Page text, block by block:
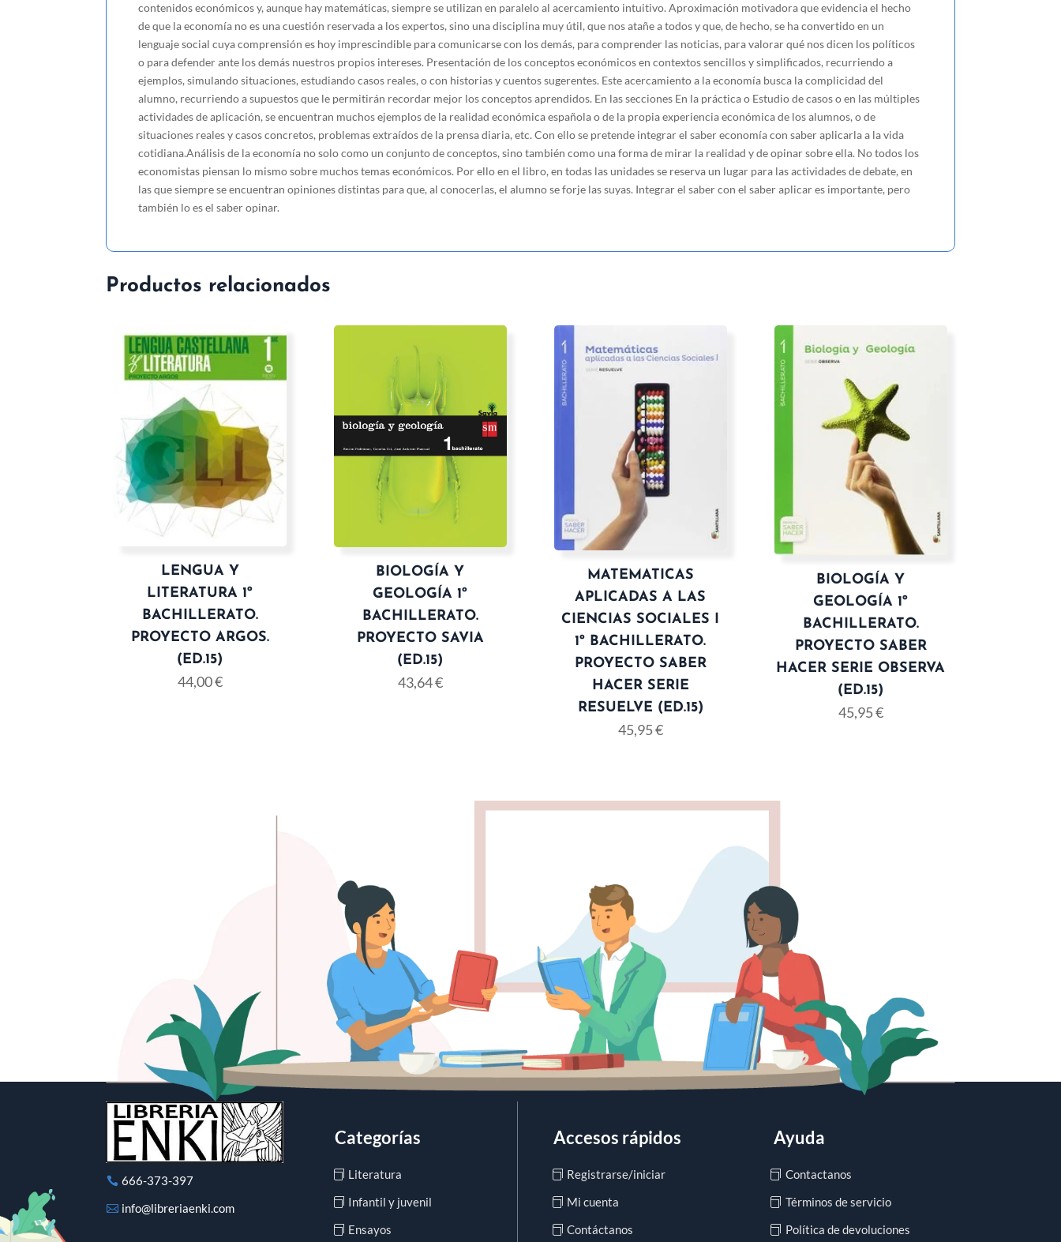
contenidos económicos y, aunque hay matemáticas, siempre se utilizan en paralelo al acercamiento intuitivo. Aproximación motivadora que evidencia el hecho
de que la economía no es una cuestión reservada a los expertos, sino una disciplina muy útil, que nos atañe a todos y que, de hecho, se ha convertido en un
lenguaje social cuya comprensión es hoy imprescindible para comunicarse con los demás, para comprender las noticias, para valorar qué nos dicen los políticos
o para defender ante los demás nuestros propios intereses. Presentación de los conceptos económicos en contextos sencillos y simplificados, recurriendo a
ejemplos, simulando situaciones, estudiando casos reales, o con historias y cuentos sugerentes. Este acercamiento a la economía busca la complicidad del
alumno, recurriendo a supuestos que le permitirán recordar mejor los conceptos aprendidos. En las secciones En la práctica o Estudio de casos o en las múltiples
actividades de aplicación, se encuentran muchos ejemplos de la realidad económica española o de la propia experiencia económica de los alumnos, o de
situaciones reales y casos concretos, problemas extraídos de la prensa diaria, etc. Con ello se pretende integrar el saber economía con saber aplicarla a la vida
cotidiana.Análisis de la economía no solo como un conjunto de conceptos, sino también como una forma de mirar la realidad y de opinar sobre ella. No todos los
economistas piensan lo mismo sobre muchos temas económicos. Por ello en el libro, en todas las unidades se reserva un lugar para las actividades de debate, en
las que siempre se encuentran opiniones distintas para que, al conocerlas, el alumno se forje las suyas. Integrar el saber con el saber aplicar es importante, pero
también lo es el saber opinar.
Productos relacionados
LENGUA Y
LITERATURA 1º
BACHILLERATO.
PROYECTO ARGOS.
(ED.15)
44,00€
BIOLOGÍA Y
GEOLOGÍA 1º
BACHILLERATO.
PROYECTO SAVIA
(ED.15)
43,64€
MATEMATICAS
APLICADAS A LAS
CIENCIAS SOCIALES I
1º BACHILLERATO.
PROYECTO SABER
HACER SERIE
RESUELVE (ED.15)
45,95€
BIOLOGÍA Y
GEOLOGÍA 1º
BACHILLERATO.
PROYECTO SABER
HACER SERIE OBSERVA
(ED.15)
45,95€
666-373-397
info@libreriaenki.com
Categorías
Literatura
Infantil y juvenil
Ensayos
Accesos rápidos
Registrarse/iniciar
Mi cuenta
Contáctanos
Ayuda
Contactanos
Términos de servicio
Política de devoluciones